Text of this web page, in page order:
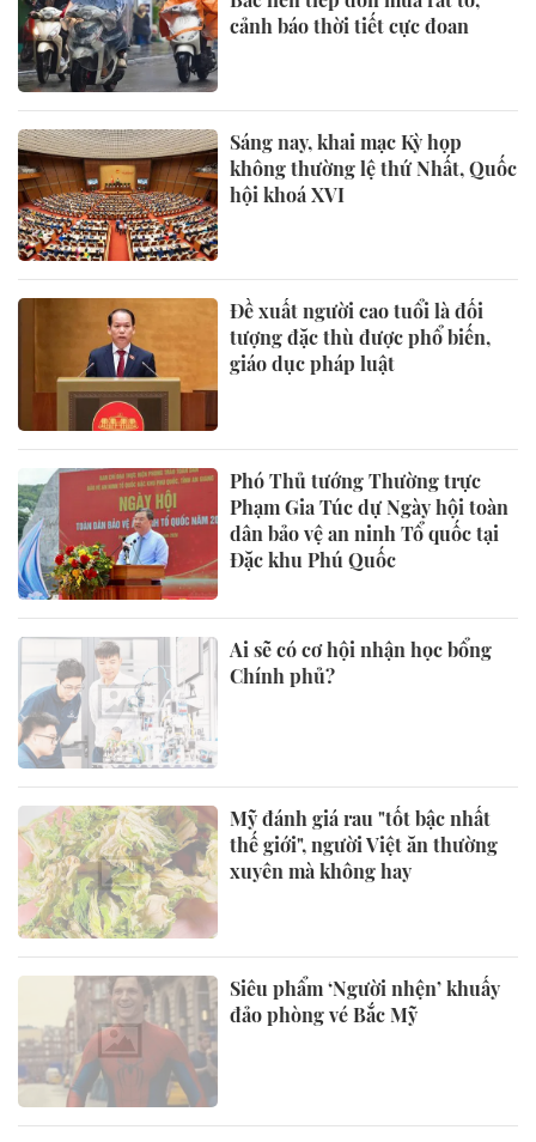
cảnh báo thời tiết cực đoan
Sáng nay, khai mạc Kỳ họp
không thường lệ thứ Nhất, Quốc
hội khoá XVI
Đề xuất người cao tuổi là đối
tượng đặc thù được phổ biến,
giáo dục pháp luật
Phó Thủ tướng Thường trực
Phạm Gia Túc dự Ngày hội toàn
dân bảo vệ an ninh Tổ quốc tại
Đặc khu Phú Quốc
Ai sẽ có cơ hội nhận học bổng
Chính phủ?
Mỹ đánh giá rau "tốt bậc nhất
thế giới", người Việt ăn thường
xuyên mà không hay
Siêu phẩm ‘Người nhện’ khuấy
đảo phòng vé Bắc Mỹ